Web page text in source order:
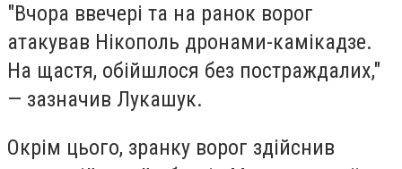
"Вчора ввечері та на ранок ворог
атакував Нікополь дронами-камікадзе.
На щастя, обійшлося без постраждалих,"
— зазначив Лукашук.
Окрім цього, зранку ворог здійснив